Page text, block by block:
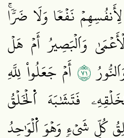
نَفۡعٗا وَلَا ضَرّٗاۚ
وَاَلۡبَصِيرُ أَمۡ هَلۡ
١٧ أَمۡ جَعَلُواْ لِلَّهِ
فَتَشَٰبَهَ اَ۬لۡخَلۡقُ
كُلِّ شَيۡءٖ وَهۡوَ اَ۬لۡوَٰحِدُ